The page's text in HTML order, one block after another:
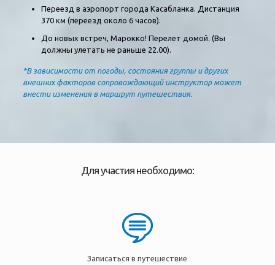
Переезд в аэропорт города Касабланка. Дистанция
370 км (переезд около 6 часов).
До новых встреч, Марокко! Перелет домой. (Вы
должны улетать не раньше 22.00).
*В зависимости от погоды, состояния группы и других
внешних факторов сопровождающий инструктор может
внести изменения в маршрут путешествия.
Для участия необходимо:
Записаться в путешествие